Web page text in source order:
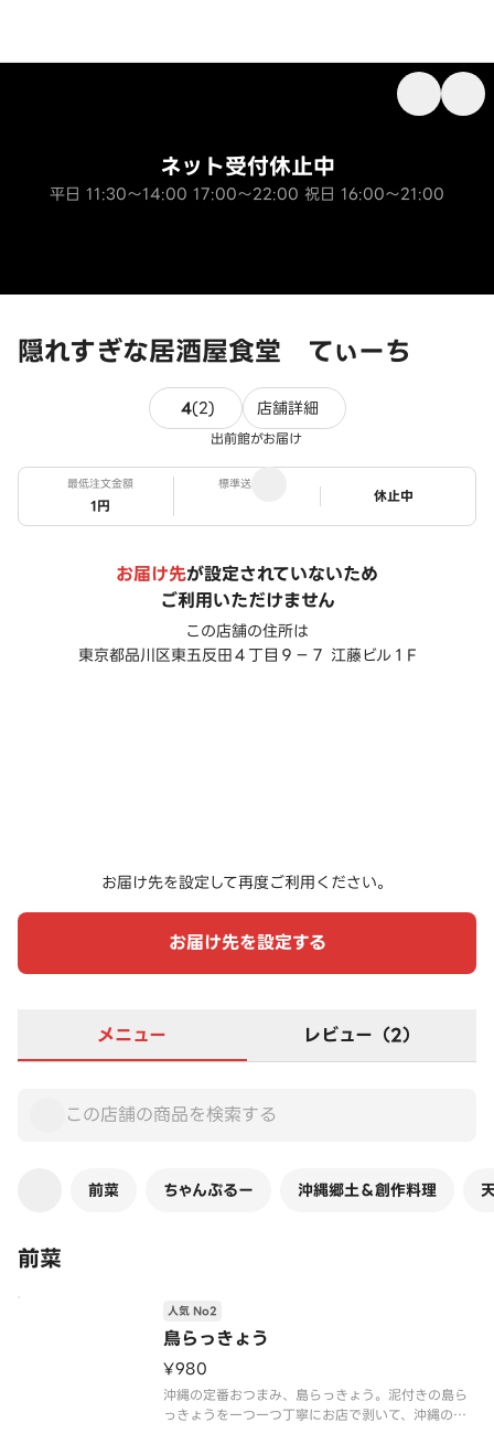
隠れすぎな居酒屋食堂 てぃーち
ネット受付休止中
平日 11:30～14:00 17:00～22:00 祝日 16:00～21:00
4(2)2件のレビュー
店舗詳細
出前館がお届け
最低注文金額
1円
標準送料
ステータス
休止中
お届け先が設定されていないため
ご利用いただけません
この店舗の住所は
東京都品川区東五反田４丁目９－７ 江藤ビル１F
お届け先を設定して再度ご利用ください。
お届け先を設定する
メニュー レビュー（2）
前菜 ちゃんぷるー 沖縄郷土＆創作料理
前菜
鳥らっきょう
人気 No2
¥980
沖縄の定番おつまみ、島らっきょう。泥付きの島ら
っきょうを一つ一つ丁寧にお店で剥いて、沖縄の塩